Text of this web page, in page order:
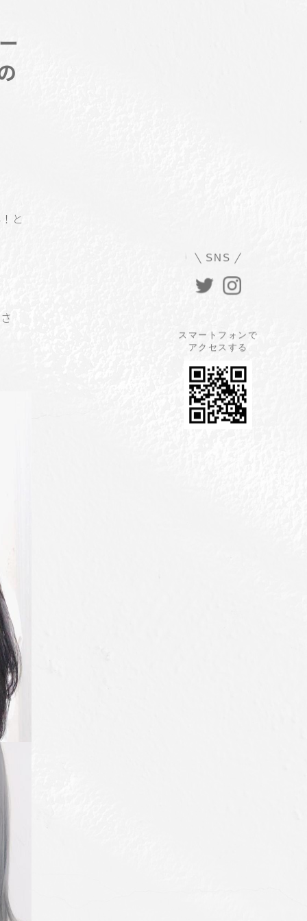
SNS
スマートフォンで
アクセスする
と